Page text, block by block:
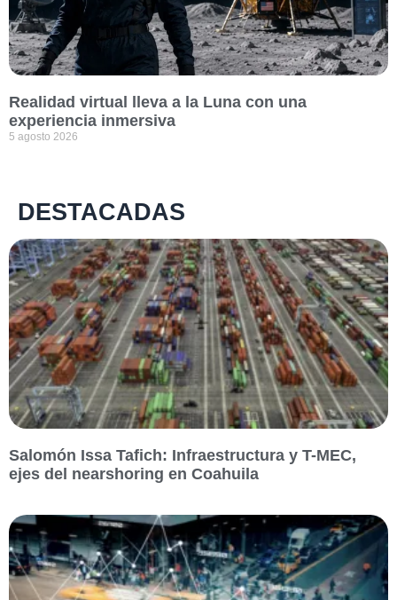
Realidad virtual lleva a la Luna con una
experiencia inmersiva
5 agosto 2026
DESTACADAS
Salomón Issa Tafich: Infraestructura y T-MEC,
ejes del nearshoring en Coahuila